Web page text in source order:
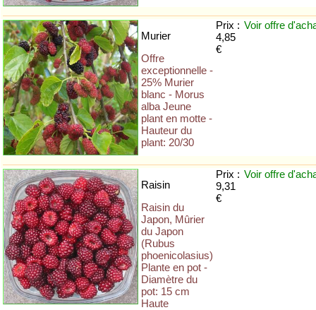
Murier
Offre
exceptionnelle -
25% Murier
blanc - Morus
alba Jeune
plant en motte -
Hauteur du
plant: 20/30
Prix :
4,85
€
Voir offre
Raisin
Raisin du
Japon, Mûrier
du Japon
(Rubus
phoenicolasius)
Plante en pot -
Diamètre du
pot: 15 cm
Haute
Prix :
9,31
€
Voir offre